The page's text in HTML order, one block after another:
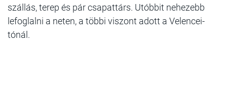
szállás, terep és pár csapattárs. Utóbbit nehezebb
lefoglalni a neten, a többi viszont adott a Velencei-
tónál.